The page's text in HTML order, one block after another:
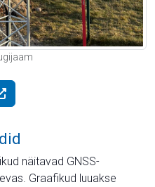
näitavad GNSS-
Graafikud luuakse